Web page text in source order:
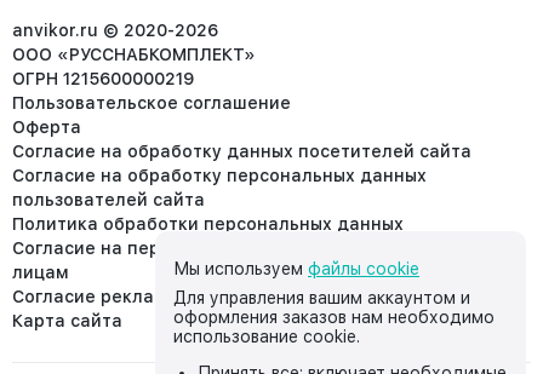
anvikor.ru © 2020-2026
ООО «РУССНАБКОМПЛЕКТ»
ОГРН 1215600000219
Пользовательское соглашение
Оферта
Согласие на обработку данных посетителей сайта
Согласие на обработку персональных данных
пользователей сайта
Политика обработки персональных данных
Согласие на передачу персональных данных третьим
лицам
Согласие реклама
Карта сайта
Мы используем файлы cookie
Для управления вашим аккаунтом и
оформления заказов нам необходимо
использование cookie.